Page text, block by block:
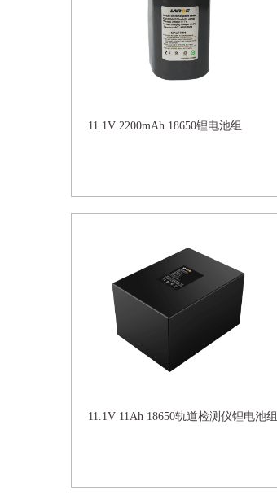
11.1V 2200mAh 18650锂电池组
11.1V 11Ah 18650轨道检测仪锂电池组